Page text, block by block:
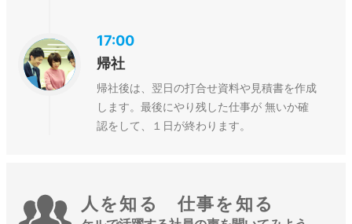
17:00
帰社
帰社後は、翌日の打合せ資料や見積書を作成
します。最後にやり残した仕事が 無いか確
認をして、１日が終わります。
人を知る 仕事を知る